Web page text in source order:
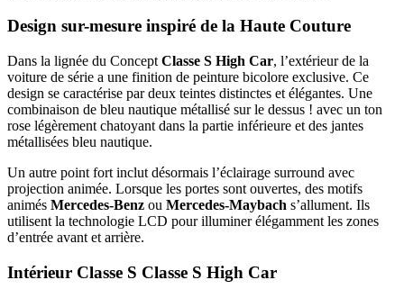
Design sur-mesure inspiré de la Haute Couture
Dans la lignée du Concept Classe S High Car, l’extérieur de la
voiture de série a une finition de peinture bicolore exclusive. Ce
design se caractérise par deux teintes distinctes et élégantes. Une
combinaison de bleu nautique métallisé sur le dessus ! avec un ton
rose légèrement chatoyant dans la partie inférieure et des jantes
métallisées bleu nautique.
Un autre point fort inclut désormais l’éclairage surround avec
projection animée. Lorsque les portes sont ouvertes, des motifs
animés Mercedes-Benz ou Mercedes-Maybach s’allument. Ils
utilisent la technologie LCD pour illuminer élégamment les zones
d’entrée avant et arrière.
Intérieur Classe S Classe S High Car